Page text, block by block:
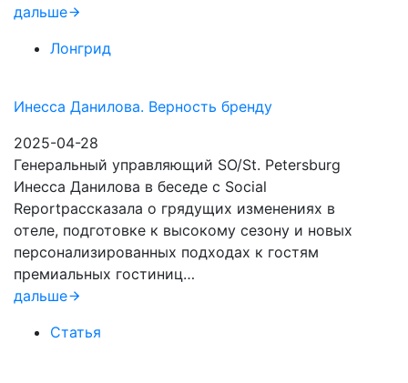
дальше
Лонгрид
Инесса Данилова. Верность бренду
2025-04-28
Генеральный управляющий SO/St. Petersburg
Инесса Данилова в беседе с Social
Reportрассказала о грядущих изменениях в
отеле, подготовке к высокому сезону и новых
персонализированных подходах к гостям
премиальных гостиниц…
дальше
Статья